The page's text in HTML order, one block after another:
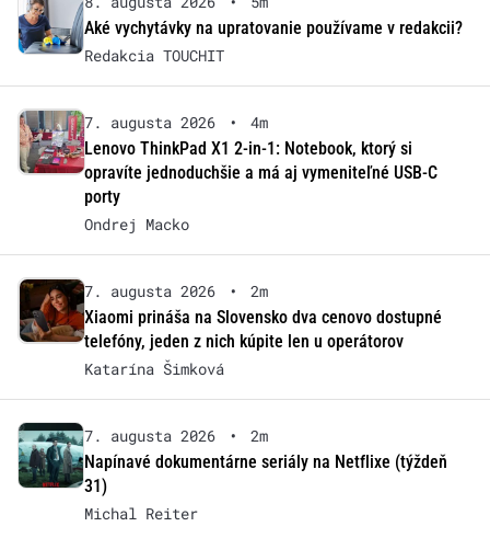
Aké vychytávky na upratovanie používame v redakcii?
Redakcia TOUCHIT
7. augusta 2026 •
4m
Lenovo ThinkPad X1 2-in-1: Notebook, ktorý si
opravíte jednoduchšie a má aj vymeniteľné USB-C
porty
Ondrej Macko
7. augusta 2026 •
2m
Xiaomi prináša na Slovensko dva cenovo dostupné
telefóny, jeden z nich kúpite len u operátorov
Katarína Šimková
7. augusta 2026 •
2m
Napínavé dokumentárne seriály na Netflixe (týždeň
31)
Michal Reiter